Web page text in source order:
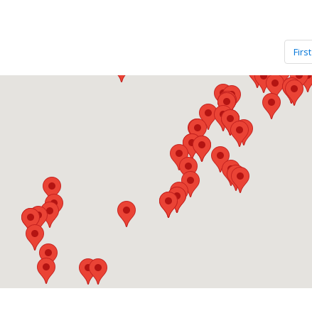
First